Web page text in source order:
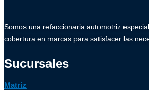
Somos una refaccionaria automotriz
cobertura en marcas para satisfacer las
Sucursales
Matríz